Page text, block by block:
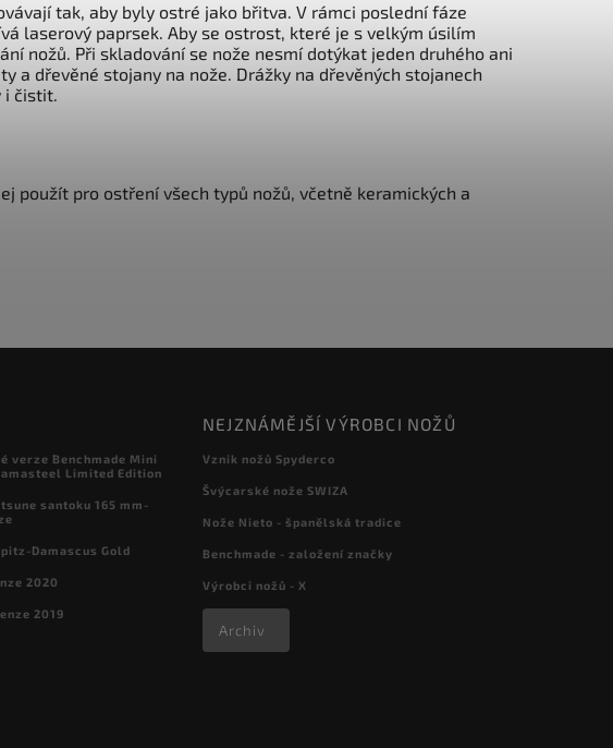
tak, aby byly ostré jako břitva. V rámci poslední fáze
laserový paprsek. Aby se ostrost, které je s velkým úsilím
nožů. Při skladování se nože nesmí dotýkat jeden druhého ani
a dřevěné stojany na nože. Drážky na dřevěných stojanech
i čistit.
použít pro ostření všech typů nožů, včetně keramických a
verze Benchmade Mini
Limited Edition
santoku 165 mm-
Damascus Gold
2020
2019
NEJZNÁMĚJŠÍ VÝROBCI NOŽŮ
Vznik nožů Spyderco
Švýcarské nože SWIZA
Nože Nieto - španělská tradice
Benchmade - založení značky
Výrobci nožů - X
Archiv